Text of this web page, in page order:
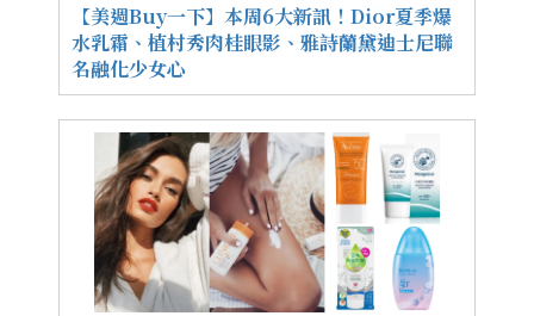
【美週Buy一下】本周6大新訊！Dior夏季爆
水乳霜、植村秀肉桂眼影、雅詩蘭黛迪士尼聯
名融化少女心